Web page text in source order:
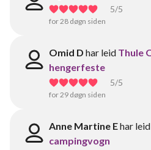
5/5
for 28 døgn siden
Omid D har leid Thule
hengerfeste
5/5
for 29 døgn siden
Anne Martine Ehar leid
campingvogn